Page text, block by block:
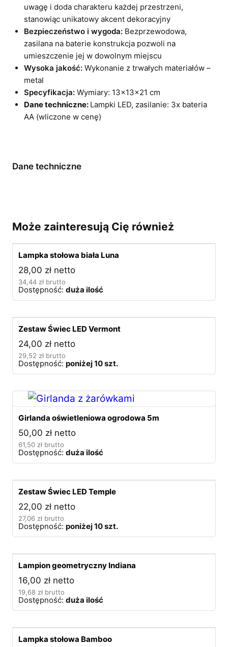
uwagę i doda charakteru każdej przestrzeni,
stanowiąc unikatowy akcent dekoracyjny
Bezpieczeństwo i wygoda:Bezprzewodowa,
zasilana na baterie konstrukcja pozwoli na
umieszczenie jej w dowolnym miejscu
Wysoka jakość:Wykonanie z trwałych materiałów –
metal
Specyfikacja:Wymiary: 13x13x21 cm
Dane techniczne: Lampki LED, zasilanie: 3x bateria
AA (wliczone w cenę)
Dane techniczne
Może zainteresują Cię również
Lampka stołowa biała Luna
28,00 zł netto
34,44 zł brutto
Dostępność: duża ilość
Zestaw Świec LED Vermont
24,00 zł netto
29,52 zł brutto
Dostępność: poniżej 10 szt.
Girlanda oświetleniowa ogrodowa 5m
50,00 zł netto
61,50 zł brutto
Dostępność: duża ilość
Zestaw Świec LED Temple
22,00 zł netto
27,06 zł brutto
Dostępność: poniżej 10 szt.
Lampion geometryczny Indiana
16,00 zł netto
19,68 zł brutto
Dostępność: duża ilość
Lampka stołowa Bamboo